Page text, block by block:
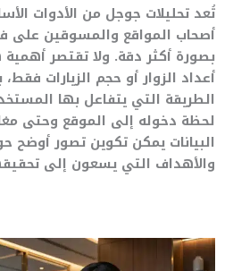
تُعد تحليلات جوجل من الأدوات
أصحاب المواقع والمسوقين على
بصورة أكثر دقة. ولا تقتصر
أعداد الزوار أو حجم الزيارات
الطريقة التي يتفاعل بها
لحظة دخوله إلى الموقع وحتى
البيانات يمكن تكوين تصور أوضح
والأهداف التي يسعون إلى